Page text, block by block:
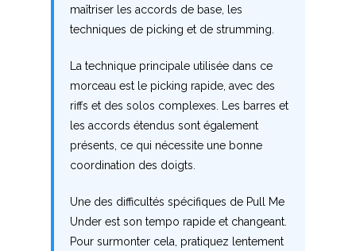
maîtriser les accords de base, les
techniques de picking et de strumming.
La technique principale utilisée dans ce
morceau est le picking rapide, avec des
riffs et des solos complexes. Les barres et
les accords étendus sont également
présents, ce qui nécessite une bonne
coordination des doigts.
Une des difficultés spécifiques de Pull Me
Under est son tempo rapide et changeant.
Pour surmonter cela, pratiquez lentement
X
Z
Nouvelles tabs